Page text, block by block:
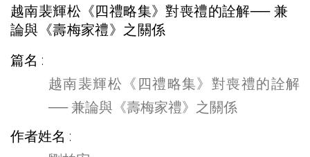
越南裴輝松《四禮略集》對喪禮的詮解── 兼
論與《壽梅家禮》之關係
篇名
越南裴輝松《四禮略集》對喪禮的詮解
── 兼論與《壽梅家禮》之關係
作者姓名